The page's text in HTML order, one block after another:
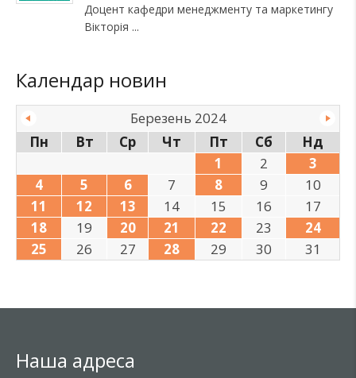
Доцент кафедри менеджменту та маркетингу
Вікторія
Календар новин
Березень 2024
Пн
Вт Ср Чт Пт Сб
Нд
1
2
3
4
5 6 7 8 9
10
11
12 13 14 15 16
17
18
19 20 21 22 23
24
25
26 27 28 29 30 31
Наша адреса